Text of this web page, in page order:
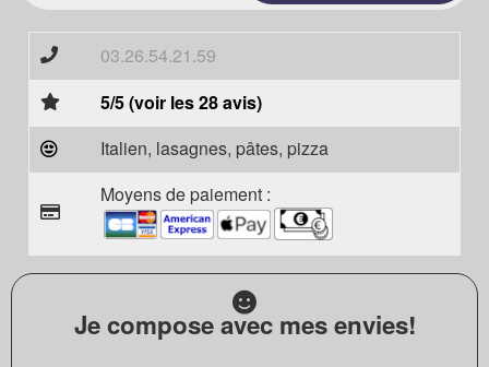
03.26.54.21.59
5/5 (voir les 28 avis)
Italien, lasagnes, pâtes, pizza
Moyens de paiement :
Je compose avec mes envies!